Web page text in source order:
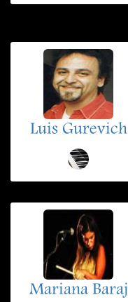
Luis Gurevich
Mariana Baraj